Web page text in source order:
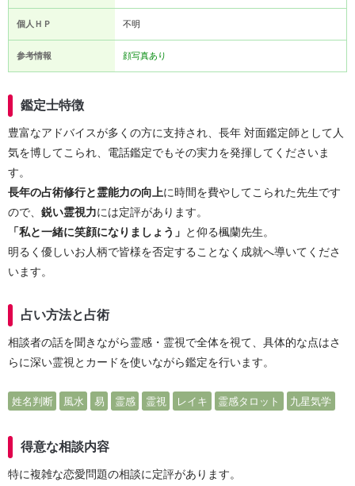
個人ＨＰ 不明
参考情報 顔写真あり
鑑定士特徴
豊富なアドバイスが多くの方に支持され、長年 対面鑑定師として人
気を博してこられ、電話鑑定でもその実力を発揮してくださいま
す。
長年の占術修行と霊能力の向上に時間を費やしてこられた先生です
ので、 鋭い霊視力には定評があります。
「私と一緒に笑顔になりましょう」 と仰る楓蘭先生。
明るく優しいお人柄で皆様を否定することなく成就へ導いてくださ
います。
占い方法と占術
相談者の話を聞きながら霊感・霊視で全体を視て、具体的な点はさ
らに深い霊視とカードを使いながら鑑定を行います。
姓名判断 風水 易 霊感 霊視 レイキ 霊感タロット 九星気学
得意な相談内容
特に複雑な恋愛問題の相談に定評があります。